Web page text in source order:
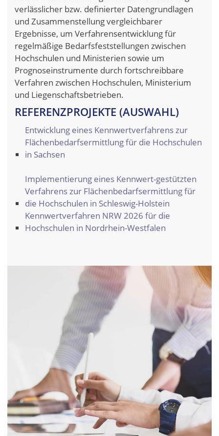
verlässlicher bzw. definierter Datengrundlagen
und Zusammenstellung vergleichbarer
Ergebnisse, um Verfahrensentwicklung für
regelmäßige Bedarfsfeststellungen zwischen
Hochschulen und Ministerien sowie um
Prognoseinstrumente durch fortschreibbare
Verfahren zwischen Hochschulen, Ministerium
und Liegenschaftsbetrieben.
REFERENZPROJEKTE (AUSWAHL)
Entwicklung eines Kennwertverfahrens zur
Flächenbedarfsermittlung für die Hochschulen
in Sachsen
Implementierung eines Kennwert-gestützten
Verfahrens zur Flächenbedarfsermittlung für
die Hochschulen in Schleswig-Holstein
Kennwertverfahren NRW 2026 für die
Hochschulen in Nordrhein-Westfalen